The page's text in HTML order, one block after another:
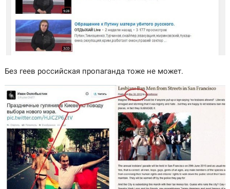
Без геев российская пропаганда тоже не может.